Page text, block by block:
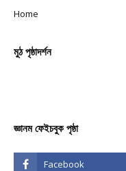
Home
মুঠ পৃষ্ঠাদৰ্শন
জ্ঞানম ফেইচবুক পৃষ্ঠা